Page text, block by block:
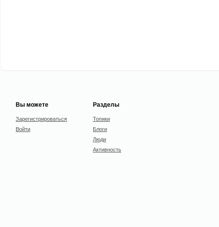
Вы можете
Зарегистрироваться
Войти
Разделы
Топики
Блоги
Люди
Активность